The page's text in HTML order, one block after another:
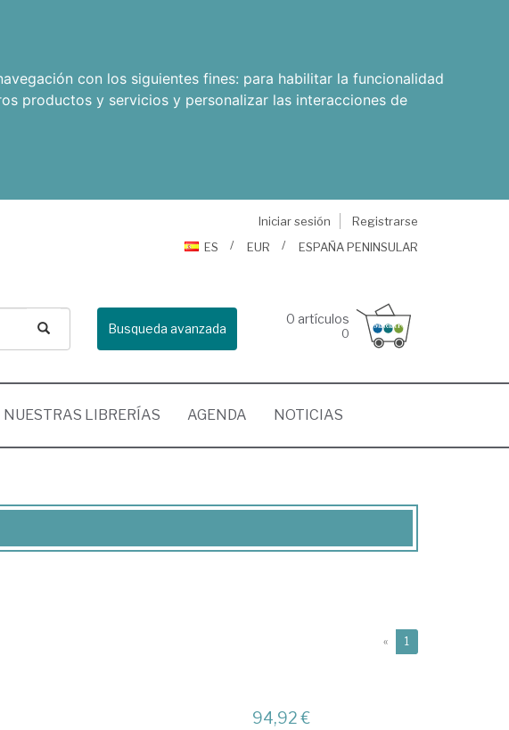
con los siguientes fines: para habilitar la funcionalidad
productos y servicios y personalizar las interacciones de
Iniciar sesión
Registrarse
ES
EUR ESPAÑA PENINSULAR
Busqueda avanzada
0 artículos
0
NUESTRAS LIBRERÍAS AGENDA NOTICIAS
« 1
94,92 €